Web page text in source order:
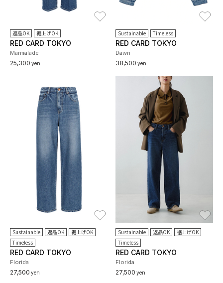
返品OK 裾上げOK
RED CARD TOKYO
Marmalade
25,300 yen
Sustainable Timeless
RED CARD TOKYO
Dawn
38,500 yen
Sustainable 返品OK
裾上げOK
Timeless
RED CARD TOKYO
Florida
27,500 yen
Sustainable 返品OK
裾上げOK
Timeless
RED CARD TOKYO
Florida
27,500 yen